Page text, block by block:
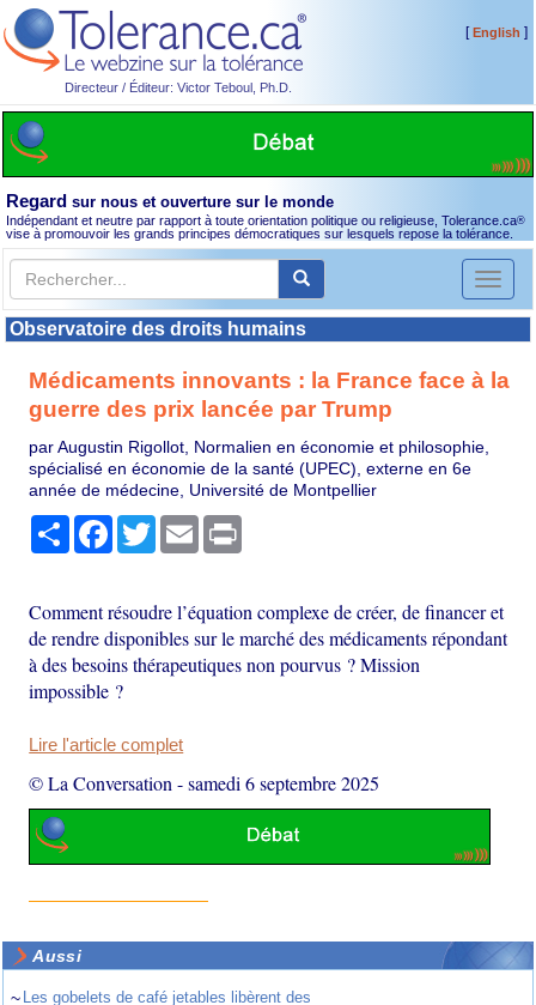
Directeur / Éditeur: Victor Teboul, Ph.D.
[English ]
Regard sur nous et ouverture sur le monde
Indépendant et neutre par rapport à toute orientation politique ou religieuse, Tolerance.ca®
vise à promouvoir les grands principes démocratiques sur lesquels repose la tolérance.
Toggle
Observatoire des droits humains
Médicaments innovants : la France face à la
guerre des prix lancée par Trump
par Augustin Rigollot, Normalien en économie et philosophie,
spécialisé en économie de la santé (UPEC), externe en 6e
année de médecine, Université de Montpellier
PartagerFacebook
TwitterEmail
Comment résoudre l’équation complexe de créer, de financer et
de rendre disponibles sur le marché des médicaments répondant
à des besoins thérapeutiques non pourvus ? Mission
impossible ?
Lire l'article complet
© La Conversation -samedi 6 septembre 2025
Aussi
~ Les gobelets de café jetables libèrent des